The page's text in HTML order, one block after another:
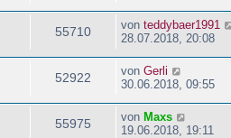
55710 von teddybaer1991
28.07.2018, 20:08
52922 von Gerli
30.06.2018, 09:55
55975 von Maxs
19.06.2018, 19:11